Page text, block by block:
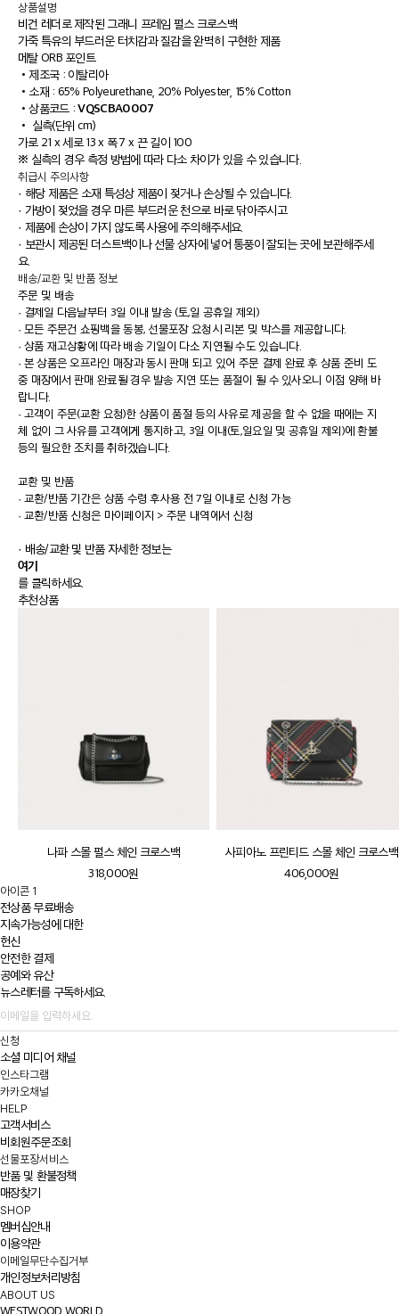
상품설명
비건 레더로 제작된 그래니 프레임 펄스 크로스백
가죽 특유의 부드러운 터치감과 질감을 완벽히 구현한 제품
메탈 ORB 포인트
• 제조국 : 이탈리아
• 소재 : 65% Polyeurethane, 20% Polyester, 15% Cotton
•상품코드 :VQSCBA0007
• 실측(단위 cm)
가로 21 x 세로 13 x 폭 7 x 끈 길이 100
※ 실측의 경우 측정 방법에 따라 다소 차이가 있을 수 있습니다.
취급시 주의사항
· 해당 제품은 소재 특성상 제품이 젖거나 손상될 수 있습니다.
· 가방이 젖었을 경우 마른 부드러운 천으로 바로 닦아주시고
· 제품에 손상이 가지 않도록 사용에 주의해주세요.
· 보관시 제공된 더스트백이나 선물 상자에 넣어 통풍이 잘되는 곳에 보관해주세
요.
배송/교환 및 반품 정보
주문 및 배송
· 결제일 다음날부터 3일 이내 발송 (토,일 공휴일 제외)
· 모든 주문건 쇼핑백을 동봉, 선물포장 요청시 리본 및 박스를 제공합니다.
· 상품 재고상황에 따라 배송 기일이 다소 지연될 수도 있습니다.
· 본 상품은 오프라인 매장과 동시 판매 되고 있어 주문 결제 완료 후 상품 준비 도
중 매장에서 판매 완료될 경우 발송 지연 또는 품절이 될 수 있사오니 이점 양해 바
랍니다.
· 고객이 주문(교환 요청)한 상품이 품절 등의 사유로 제공을 할 수 없을 때에는 지
체 없이 그 사유를 고객에게 통지하고, 3일 이내(토,일요일 및 공휴일 제외)에 환불
등의 필요한 조치를 취하겠습니다.
교환 및 반품
· 교환/반품 기간은 상품 수령 후사용 전 7일 이내로 신청 가능
· 교환/반품 신청은 마이페이지 > 주문 내역에서 신청
· 배송/교환 및 반품 자세한 정보는
여기
를 클릭하세요.
추천상품
나파 스몰 펄스 체인 크로스백
318,000원
사피아노 프린티드 스몰 체인 크로스백
406,000원
아이콘 1
전상품 무료배송
지속가능성에 대한
헌신
안전한 결제
공예와 유산
뉴스레터를 구독하세요.
신청
소셜 미디어 채널
인스타그램
카카오채널
HELP
고객서비스
비회원주문조회
선물포장서비스
반품 및 환불정책
매장찾기
SHOP
멤버십안내
이용약관
이메일무단수집거부
개인정보처리방침
ABOUT US
WESTWOOD WORLD